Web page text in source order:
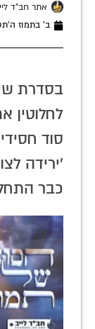
אתר חב"ד
ב׳ בתמוז ה׳תשפ״ו
בסדרת
לחלוטין
סוד
'ירידה
כבר